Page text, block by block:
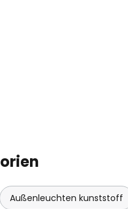
Außenleuchten kunststoff